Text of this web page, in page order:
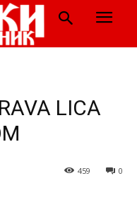
LICA
0
459